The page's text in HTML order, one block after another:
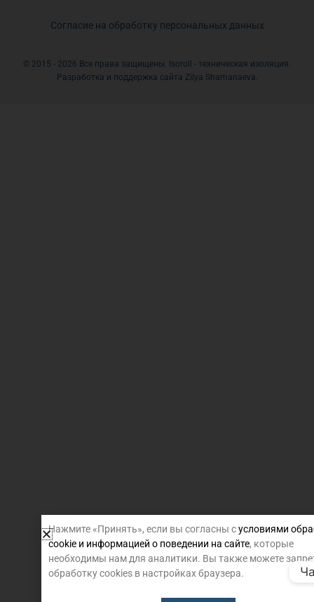
Согласие на обработку персональных данных
© 2015 - 2026 Все права защищены. Isoroll - техническая изоляция.
Разработка и поддержка сайта Zilya Shamanaeva.
Нажмите «Принять», если вы согласны сусловиями
cookie и информацией о поведении на сайте, которые
необходимы нам для аналитики. Вы также можете
обработку cookies в настройках браузера.